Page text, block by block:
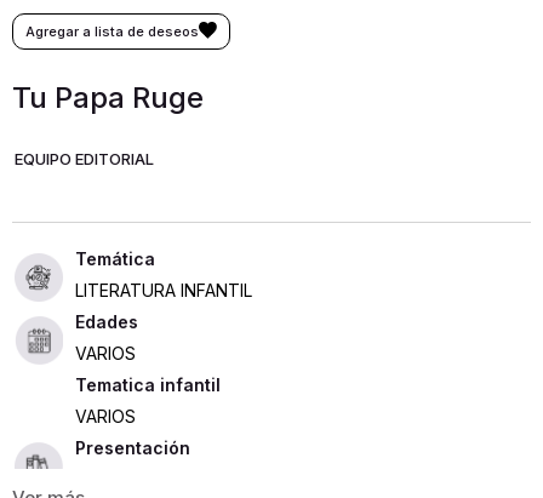
Tu Papa Ruge
EQUIPO EDITORIAL
LITERATURA INFANTIL
Edades
VARIOS
Tematica infantil
VARIOS
Presentación